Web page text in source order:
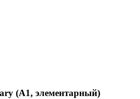
(A1, элементарный)